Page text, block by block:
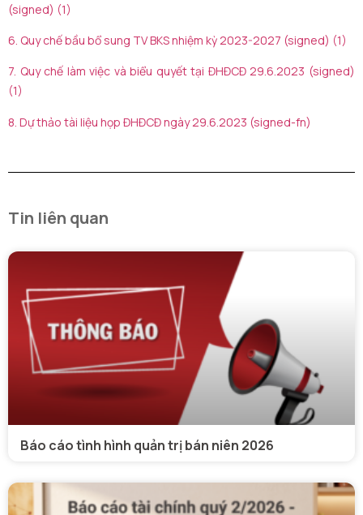
(signed) (1)
6. Quy chế bầu bổ sung TV BKS nhiệm kỳ 2023-2027 (signed) (1)
7. Quy chế làm việc và biểu quyết tại ĐHĐCĐ 29.6.2023 (signed)
(1)
8. Dự thảo tài liệu họp ĐHĐCĐ ngày 29.6.2023 (signed-fn)
Tin liên quan
Báo cáo tình hình quản trị bán niên 2026